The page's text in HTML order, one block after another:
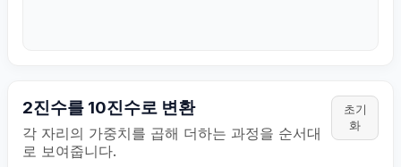
2진수를 10진수로 변환
각 자리의 가중치를 곱해 더하는 과정을 순서대
로 보여줍니다.
초기
화